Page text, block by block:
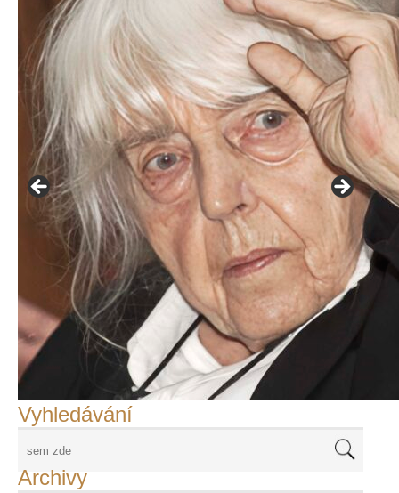
František Skála - film Veřejný prostor
Adriena Šimotová
Richard Štipl v Benátkách
Langweiluv model v Praze
Japanolog Petr Geisler, foto: Petr Šálek
©Frank Kortan,Yellow Shark, portrét Franka Zappy
Nové Svatovítské varhany
Vyhledávání
Archivy